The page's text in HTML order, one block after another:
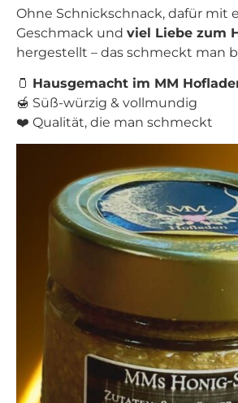
Ohne Schnickschnack, dafür mit
Geschmack und viel Liebe zum
hergestellt – das schmeckt man
🫙 Hausgemacht im MM
🍯 Süß-würzig & vollmundig
❤️ Qualität, die man schmeckt